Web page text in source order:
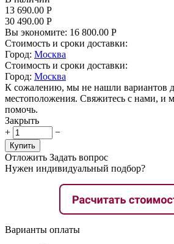
13 690.00 Р
30 490.00 Р
Вы экономите: 16 800.00 Р
Стоимость и сроки доставки:
Город: Москва
Стоимость и сроки доставки:
Город: Москва
К сожалению, мы не нашли вариантов
местоположения. Свяжитесь с нами, и
помочь.
Закрыть
+
−
Купить
Отложить Задать вопрос
Нужен индивидуальный подбор?
Варианты оплаты